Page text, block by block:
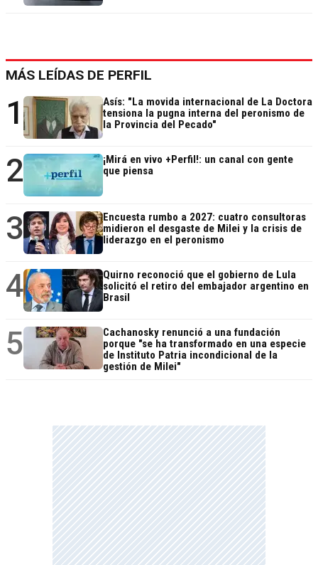
MÁS LEÍDAS DE PERFIL
1
Asís: "La movida internacional de La Doctora
tensiona la pugna interna del peronismo de
la Provincia del Pecado"
2
¡Mirá en vivo +Perfil!: un canal con gente
que piensa
3
Encuesta rumbo a 2027: cuatro consultoras
midieron el desgaste de Milei y la crisis de
liderazgo en el peronismo
4
Quirno reconoció que el gobierno de Lula
solicitó el retiro del embajador argentino en
Brasil
5
Cachanosky renunció a una fundación
porque "se ha transformado en una especie
de Instituto Patria incondicional de la
gestión de Milei"